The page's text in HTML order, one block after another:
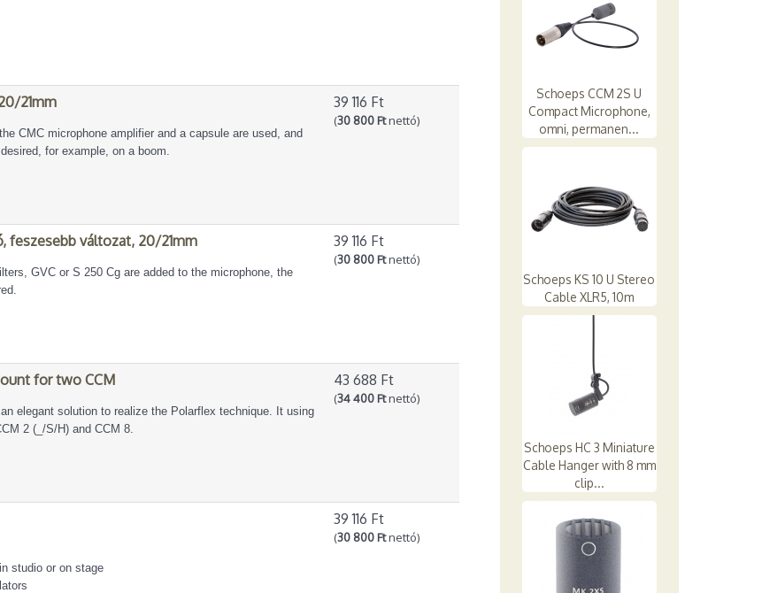
21mm
CMC microphone amplifier and a capsule are used, and
for example, on a boom.
39 116 Ft
(30 800 Ftnettó)
feszesebb változat, 20/21mm
GVC or S 250 Cg are added to the microphone, the
39 116 Ft
(30 800 Ftnettó)
for two CCM
elegant solution to realize the Polarflex technique. It using
2 (_/S/H) and CCM 8.
43 688 Ft
(34 400 Ftnettó)
studio or on stage
39 116 Ft
(30 800 Ftnettó)
Schoeps CCM 2S U
Compact Microphone,
omni, permanen...
Schoeps KS 10 U Stereo
Cable XLR5, 10m
Schoeps HC 3 Miniature
Cable Hanger with 8 mm
clip...